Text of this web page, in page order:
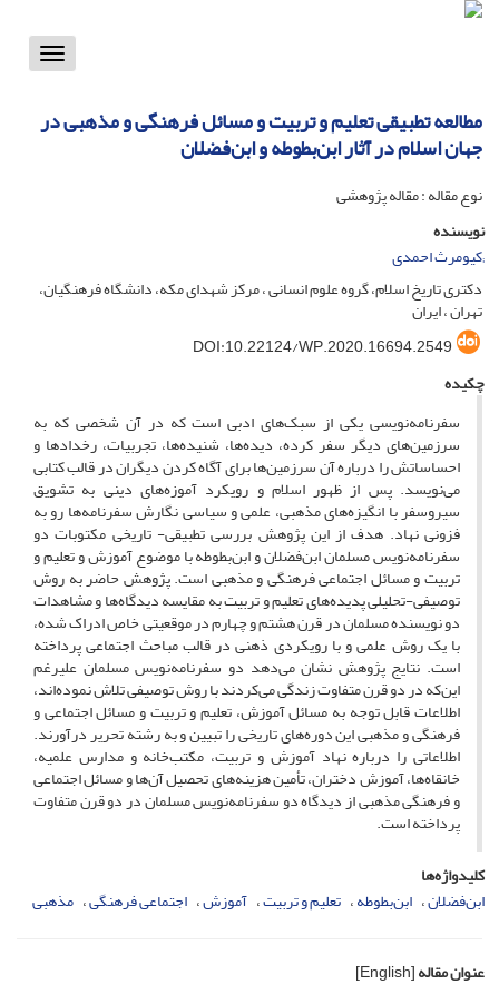
Toggle
مطالعه تطبیقی تعلیم و تربیت و مسائل فرهنگی و مذهبی در
جهان اسلام در آثار ابن‌بطوطه و ابن‌فضلان
نوع مقاله : مقاله پژوهشی
نویسنده
;کیومرث احمدی
دکتری تاریخ اسلام، گروه علوم انسانی ، مرکز شهدای مکه، دانشگاه فرهنگیان،
تهران ، ایران
DOI:10.22124/WP.2020.16694.2549
چکیده
سفرنامه‌نویسی یکی از سبک‌های ادبی است که در آن شخصی که به
سرزمین‌های دیگر سفر کرده، دیده‌ها، شنیده‌ها، تجربیات، رخدادها و
احساساتش را درباره آن سرزمین‌ها برای آگاه کردن دیگران در قالب کتابی
می‌نویسد. پس از ظهور اسلام و رویکرد آموزه‌های دینی به تشویق
سیروسفر با انگیزه‌های مذهبی، علمی و سیاسی نگارش سفرنامه‌ها رو به
فزونی نهاد. هدف از این پژوهش بررسی تطبیقی- تاریخی مکتوبات دو
سفرنامه‌نویس مسلمان ابن‌فضلان و ابن‌بطوطه با موضوع آموزش و تعلیم و
تربیت و مسائل اجتماعی فرهنگی و مذهبی است. پژوهش حاضر به روش
توصیفی-تحلیلی پدیده‌های تعلیم و تربیت به مقایسه دیدگاه‌ها و مشاهدات
دو نویسنده مسلمان در قرن هشتم و چهارم در موقعیتی خاص ادراک شده،
با یک روش علمی و با رویکردی ذهنی در قالب مباحث اجتماعی پرداخته
است. نتایج پژوهش نشان می‌دهد دو سفرنامه‌نویس مسلمان علیرغم
این‌که در دو قرن متفاوت زندگی می‌کردند با روش توصیفی تلاش نموده‌اند،
اطلاعات قابل توجه به مسائل آموزش، تعلیم و تربیت و مسائل اجتماعی و
فرهنگی و مذهبی این دوره‌های تاریخی را تبیین و به رشته تحریر درآورند.
اطلاعاتی را درباره نهاد آموزش و تربیت، مکتب‌خانه و مدارس علمیه،
خانقاه‌ها، آموزش دختران، تأمین هزینه‌های تحصیل آن‌ها و مسائل اجتماعی
و فرهنگی مذهبی از دیدگاه دو سفرنامه‌نویس مسلمان در دو قرن متفاوت
پرداخته است.
کلیدواژه‌ها
ابن‌فضلان ابن‌بطوطه تعلیم و تربیت آموزش اجتماعی فرهنگی مذهبی
عنوان مقاله[English]